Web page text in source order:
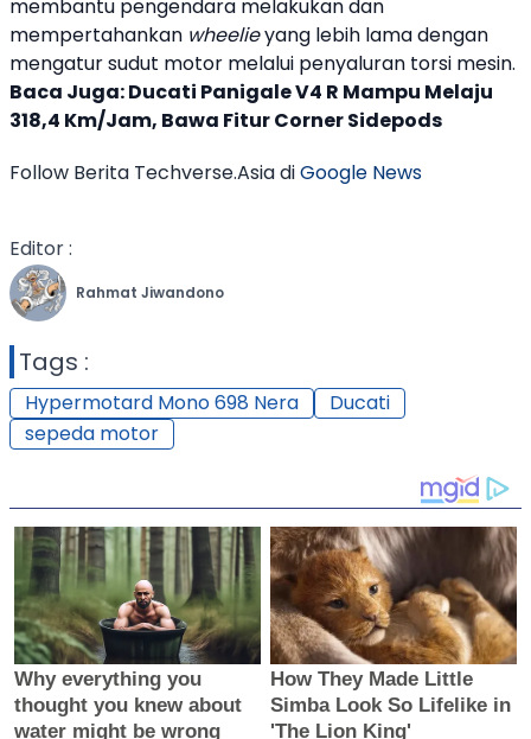
membantu pengendara melakukan dan
mempertahankan wheelieyang lebih lama dengan
mengatur sudut motor melalui penyaluran torsi mesin.
Baca Juga:Ducati Panigale V4 R Mampu Melaju
318,4 Km/Jam, Bawa Fitur Corner Sidepods
Follow Berita Techverse.Asia diGoogle News
Editor :
Rahmat Jiwandono
Tags :
Hypermotard Mono 698 Nera
Ducati
sepeda motor